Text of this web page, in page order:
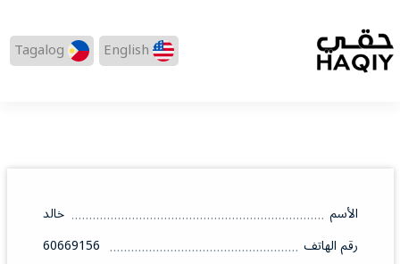
English
Tagalog
الأسم
خالد
رقم الهاتف
60669156